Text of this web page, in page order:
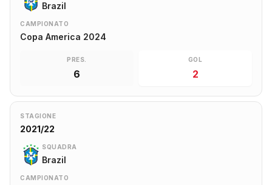
Brazil
CAMPIONATO
Copa America 2024
PRES.
6
GOL
2
STAGIONE
2021/22
SQUADRA
Brazil
CAMPIONATO